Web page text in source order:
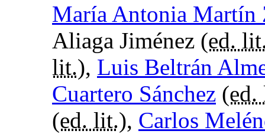
María Antonia Martín
Aliaga Jiménez (ed.
lit.), Luis Beltrán
Cuartero Sánchez (
(ed. lit.), Carlos